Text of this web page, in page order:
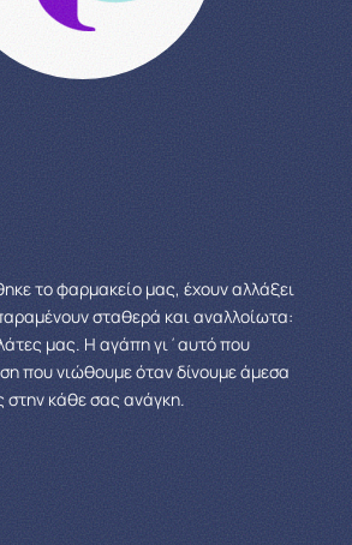
το φαρμακείο μας, έχουν αλλάξει
σταθερά και αναλλοίωτα:
μας. Η αγάπη γι΄αυτό που
που νιώθουμε όταν δίνουμε άμεσα
στην κάθε σας ανάγκη.